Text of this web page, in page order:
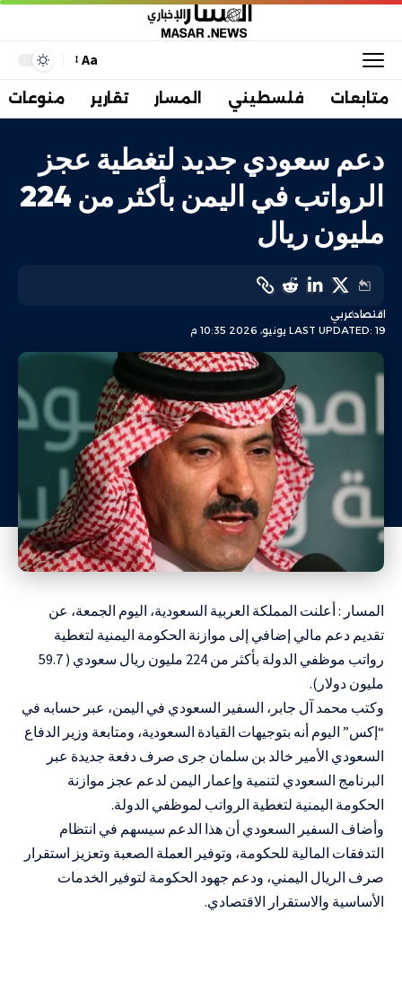
Aa
متابعات فلسطيني المسار تقارير منوعات
دعم سعودي جديد لتغطية عجز
الرواتب في اليمن بأكثر من 224
مليون ريال
LAST UPDATED: 19 يونيو، 2026 10:35 م
اقتصادعربي
المسار : أعلنت المملكة العربية السعودية، اليوم الجمعة، عن
تقديم دعم مالي إضافي إلى موازنة الحكومة اليمنية لتغطية
رواتب موظفي الدولة بأكثر من 224 مليون ريال سعودي ( 59.7
مليون دولار).
وكتب محمد آل جابر، السفير السعودي في اليمن، عبر حسابه في
“إكس” اليوم أنه بتوجيهات القيادة السعودية، ومتابعة وزير الدفاع
السعودي الأمير خالد بن سلمان جرى صرف دفعة جديدة عبر
البرنامج السعودي لتنمية وإعمار اليمن لدعم عجز موازنة
الحكومة اليمنية لتغطية الرواتب لموظفي الدولة.
وأضاف السفير السعودي أن هذا الدعم سيسهم في انتظام
التدفقات المالية للحكومة، وتوفير العملة الصعبة وتعزيز استقرار
صرف الريال اليمني، ودعم جهود الحكومة لتوفير الخدمات
الأساسية والاستقرار الاقتصادي.